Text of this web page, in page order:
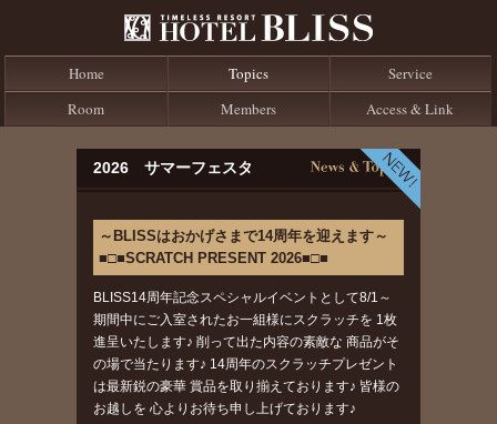
Home Topics
Service
Room
Members Access & Link
2026 サマーフェスタ
～BLISSはおかげさまで14周年を迎えます～
■□■SCRATCH PRESENT 2026■□■
BLISS14周年記念スペシャルイベントとして8/1～
期間中にご入室されたお一組様にスクラッチを 1枚
進呈いたします♪ 削って出た内容の素敵な 商品がそ
の場で当たります♪ 14周年のスクラッチプレゼント
は最新鋭の豪華 賞品を取り揃えております♪ 皆様の
お越しを 心よりお待ち申し上げております♪